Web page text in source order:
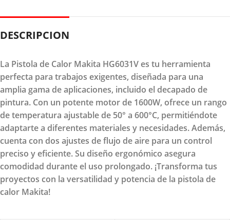
DESCRIPCION
La Pistola de Calor Makita HG6031V es tu herramienta
perfecta para trabajos exigentes, diseñada para una
amplia gama de aplicaciones, incluido el decapado de
pintura. Con un potente motor de 1600W, ofrece un rango
de temperatura ajustable de 50° a 600°C, permitiéndote
adaptarte a diferentes materiales y necesidades. Además,
cuenta con dos ajustes de flujo de aire para un control
preciso y eficiente. Su diseño ergonómico asegura
comodidad durante el uso prolongado. ¡Transforma tus
proyectos con la versatilidad y potencia de la pistola de
calor Makita!